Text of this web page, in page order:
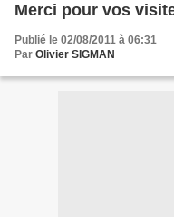
Merci pour vos
Publié le 02/08/2011 à 06:31
Par Olivier SIGMAN